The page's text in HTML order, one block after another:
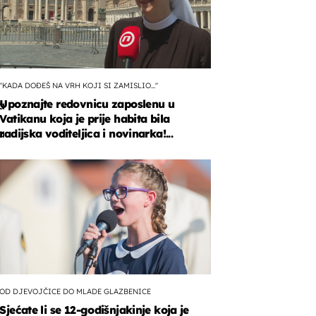
"KADA DOĐEŠ NA VRH KOJI SI ZAMISLIO..."
Upoznajte redovnicu zaposlenu u
Vatikanu koja je prije habita bila
radijska voditeljica i novinarka!...
OD DJEVOJČICE DO MLADE GLAZBENICE
Sjećate li se 12-godišnjakinje koja je